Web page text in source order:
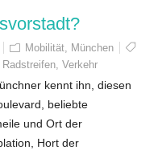
Mobilität München
Radstreifen ,Verkehr
kennt ihn, diesen
beliebte
und Ort der
Hort der